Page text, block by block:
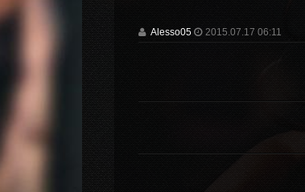
Alesso05 2015.07.17 06:11